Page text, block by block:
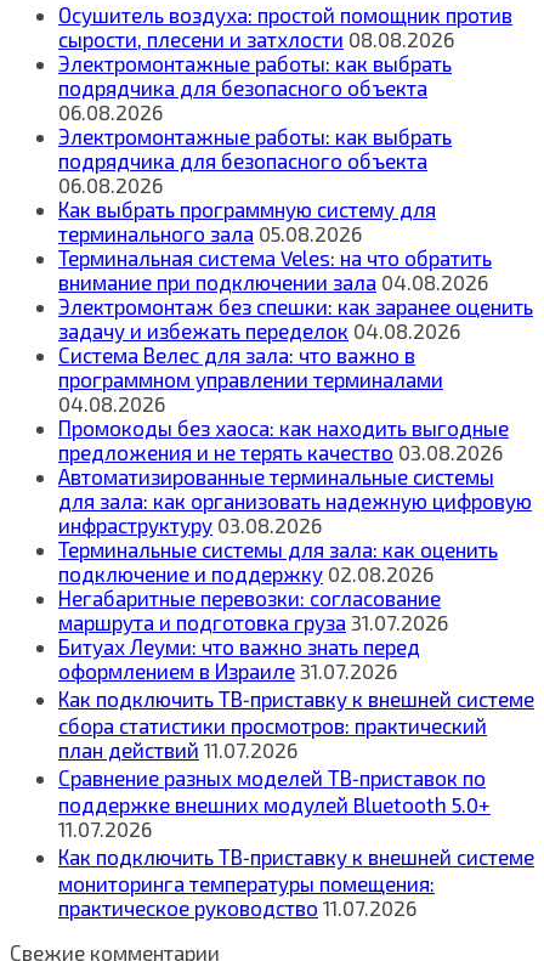
Осушитель воздуха: простой помощник против
сырости, плесени и затхлости 08.08.2026
Электромонтажные работы: как выбрать
подрядчика для безопасного объекта
06.08.2026
Электромонтажные работы: как выбрать
подрядчика для безопасного объекта
06.08.2026
Как выбрать программную систему для
терминального зала 05.08.2026
Терминальная система Veles: на что обратить
внимание при подключении зала 04.08.2026
Электромонтаж без спешки: как заранее оценить
задачу и избежать переделок 04.08.2026
Система Велес для зала: что важно в
программном управлении терминалами
04.08.2026
Промокоды без хаоса: как находить выгодные
предложения и не терять качество 03.08.2026
Автоматизированные терминальные системы
для зала: как организовать надежную цифровую
инфраструктуру 03.08.2026
Терминальные системы для зала: как оценить
подключение и поддержку 02.08.2026
Негабаритные перевозки: согласование
маршрута и подготовка груза 31.07.2026
Битуах Леуми: что важно знать перед
оформлением в Израиле 31.07.2026
Как подключить ТВ‑приставку к внешней системе
сбора статистики просмотров: практический
план действий 11.07.2026
Сравнение разных моделей ТВ‑приставок по
поддержке внешних модулей Bluetooth 5.0+
11.07.2026
Как подключить ТВ‑приставку к внешней системе
мониторинга температуры помещения:
практическое руководство 11.07.2026
Свежие комментарии